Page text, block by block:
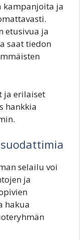
kampanjoita ja
etusivua ja
saat tiedon
ja erilaiset
hankkia
selailu voi
ja
hakua